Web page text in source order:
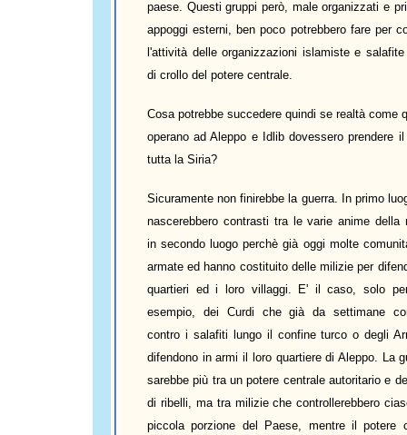
paese. Questi gruppi però, male organizzati e
appoggi esterni, ben poco potrebbero fare per
l'attività delle organizzazioni islamiste e
di crollo del potere centrale.
Cosa potrebbe succedere quindi se realtà come
operano ad Aleppo e Idlib dovessero prendere
tutta la Siria?
Sicuramente non finirebbe la guerra. In primo
nascerebbero contrasti tra le varie anime della
in secondo luogo perchè già oggi molte
armate ed hanno costituito delle milizie per
quartieri ed i loro villaggi. E' il caso, solo
esempio, dei Curdi che già da settimane
contro i salafiti lungo il confine turco o degli
difendono in armi il loro quartiere di Aleppo. La
sarebbe più tra un potere centrale autoritario e
di ribelli, ma tra milizie che controllerebbero
piccola porzione del Paese, mentre il potere